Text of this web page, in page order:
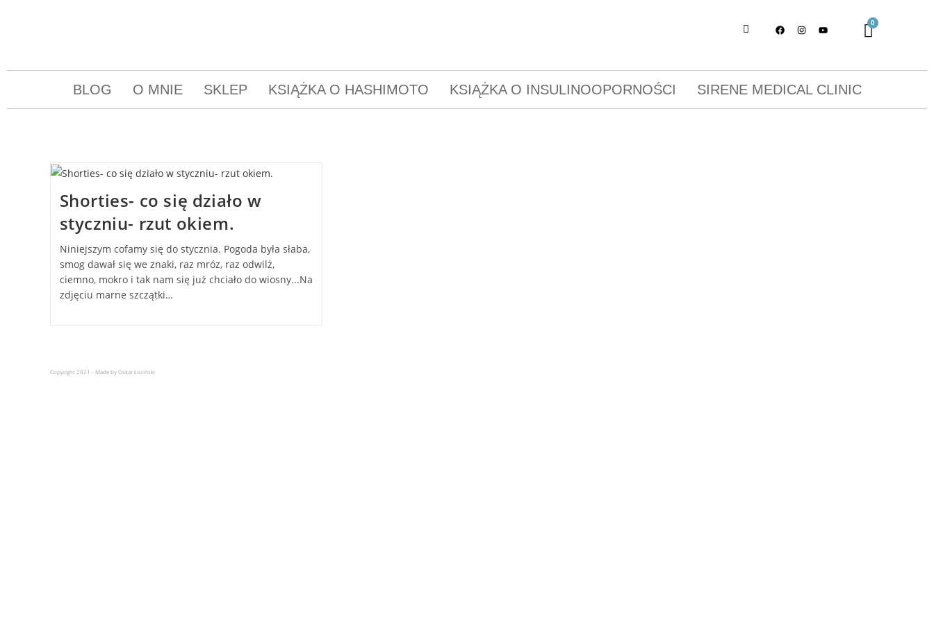
BLOG O MNIE SKLEP KSIĄŻKA O HASHIMOTO KSIĄŻKA O INSULINOOPORNOŚCI SIRENE MEDICAL CLINIC
Shorties- co się działo w
styczniu- rzut okiem.
Niniejszym cofamy się do stycznia. Pogoda była słaba,
smog dawał się we znaki, raz mróz, raz odwilż,
ciemno, mokro i tak nam się już chciało do wiosny...Na
zdjęciu marne szczątki…
Copyright 2021 - Made by Oskar Łoziński